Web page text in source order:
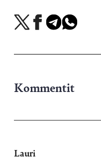
Jaa
X-
Jaa
Facebookissa
Jaa
Telegramissa
Jaa
WhatsAppissa
Kommentit
Lauri